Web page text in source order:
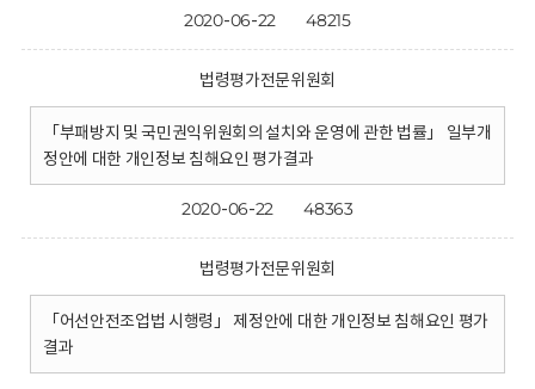
2020-06-22 48215
법령평가전문위원회
「부패방지 및 국민권익위원회의 설치와 운영에 관한 법률」 일부개
정안에 대한 개인정보 침해요인 평가결과
2020-06-22 48363
법령평가전문위원회
「어선안전조업법 시행령」 제정안에 대한 개인정보 침해요인 평가
결과